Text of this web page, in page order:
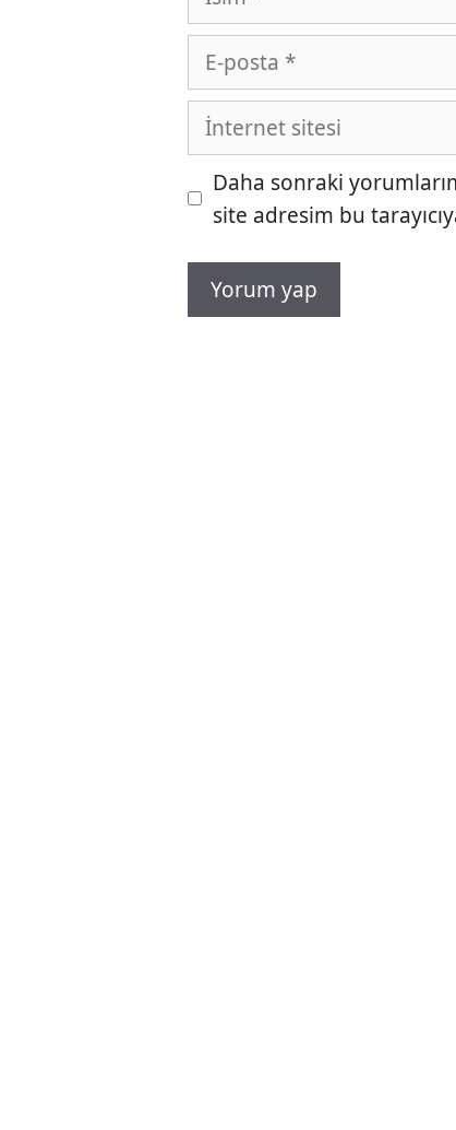
posta
İnternet
sitesi
Daha sonraki
site adresim bu